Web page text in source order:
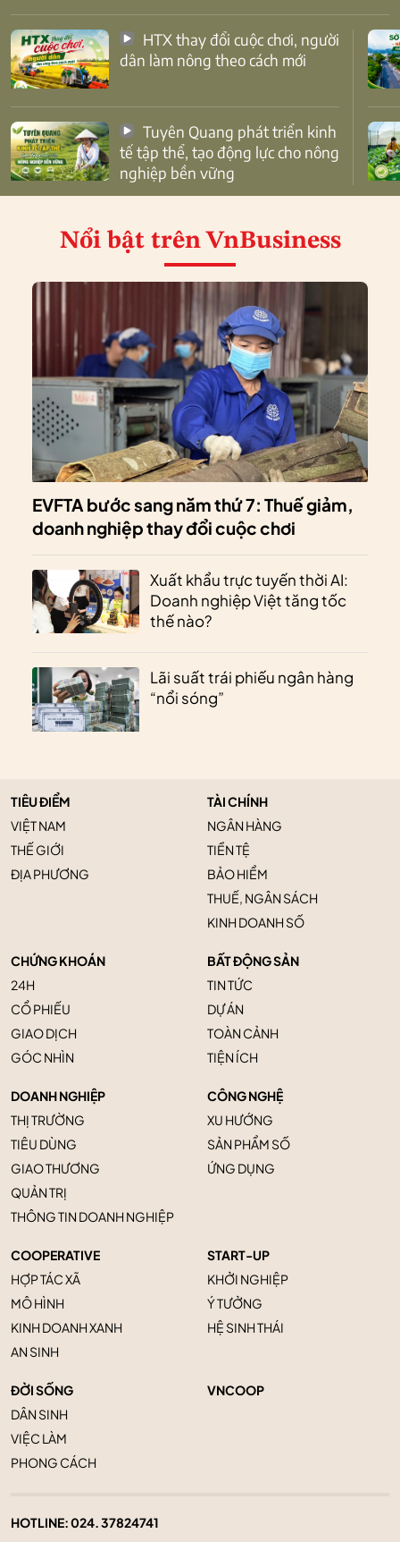
dân làm nông theo cách mới
tế tập thể, tạo động lực cho nông
nghiệp bền vững
Nổi bật trên VnBusiness
EVFTA bước sang năm thứ 7: Thuế giảm,
doanh nghiệp thay đổi cuộc chơi
Xuất khẩu trực tuyến thời AI:
Doanh nghiệp Việt tăng tốc
thế nào?
Lãi suất trái phiếu ngân hàng
“nổi sóng”
TIÊU ĐIỂM
VIỆT NAM
THẾ GIỚI
ĐỊA PHƯƠNG
TÀI CHÍNH
NGÂN HÀNG
TIỀN TỆ
BẢO HIỂM
THUẾ, NGÂN SÁCH
KINH DOANH SỐ
CHỨNG KHOÁN
24H
CỔ PHIẾU
GIAO DỊCH
GÓC NHÌN
BẤT ĐỘNG SẢN
TIN TỨC
DỰ ÁN
TOÀN CẢNH
TIỆN ÍCH
DOANH NGHIỆP
THỊ TRƯỜNG
TIÊU DÙNG
GIAO THƯƠNG
QUẢN TRỊ
THÔNG TIN DOANH NGHIỆP
CÔNG NGHỆ
XU HƯỚNG
SẢN PHẨM SỐ
ỨNG DỤNG
COOPERATIVE
HỢP TÁC XÃ
MÔ HÌNH
KINH DOANH XANH
AN SINH
START-UP
KHỞI NGHIỆP
Ý TƯỞNG
HỆ SINH THÁI
ĐỜI SỐNG
DÂN SINH
VIỆC LÀM
PHONG CÁCH
VNCOOP
HOTLINE:024. 37824741